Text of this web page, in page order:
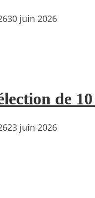
30 juin 2026
de
23 juin 2026